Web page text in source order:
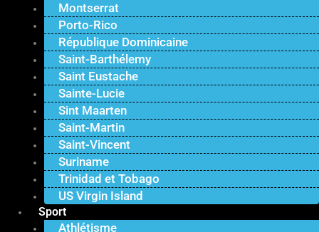
Montserrat
Porto-Rico
République Dominicaine
Saint-Barthélemy
Saint Eustache
Sainte-Lucie
Sint Maarten
Saint-Martin
Saint-Vincent
Suriname
Trinidad et Tobago
US Virgin Island
Sport
Athlétisme